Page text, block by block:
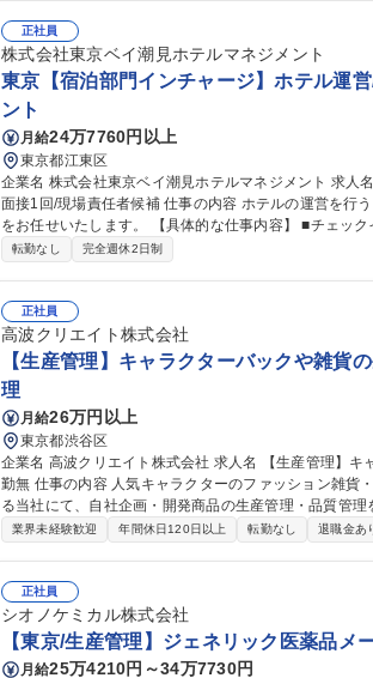
ータ分析と対策立案。4.文書管理:品質基準書等の改定
食の安全を上流工程から支えるやりがいがあります。 募集職種 【東京】品質保証(工場監査担当)/東証STD上場/残
業月25H以内
正社員
株式会社東京ベイ潮見ホテルマネジメント
東京【宿泊部門インチャージ】ホテル運
ント
月給24万7760円以上
東京都江東区
企業名 株式会社東京ベイ潮見ホテルマネジメント 求人名 東京【宿泊部門インチャージ】ホテル運営/年休116日/
面接1回/現場責任者候補 仕事の内容 ホテルの運営を行う当社にて、宿泊部門におけるインチャージ(現場責任者)
をお任せいたします。 【具体的な仕事内容】 ■チェックイン・チェックアウト業務、電話・メール等による予約
対応 ■館内案内、客室対応などのフロントサービス全
転勤なし 完全週休2日制
正社員
高波クリエイト株式会社
【生産管理】キャラクターバックや雑貨
理
月給26万円以上
東京都渋谷区
企業名 高波クリエイト株式会社 求人名 【生産管理】キャラクターバックや雑貨の生産・品質管理/年休125日/転
勤無 仕事の内容 人気キャラクターのファッション雑貨・バッグを中心に、多彩なアイテムの企画・製造を手掛け
る当社にて、自社企画・開発商品の生産管理・品質管
ンです。 有名ブランドやキャラクターライセンスを活用した商品の企画・開発・販売を行っています。企画段階
産スケジュールの組立て、工場へ見積依頼・価格交渉
やり取り、輸入関連の書類の管理、国内倉庫での品質チェック、工
理】キャラクターバックや雑貨の生産・品質管理/年休
業界未経験歓迎 年間休日120日以上 転勤なし 退職金あ
正社員
シオノケミカル株式会社
【東京/生産管理】ジェネリック医薬品メ
月給25万4210円～34万7730円